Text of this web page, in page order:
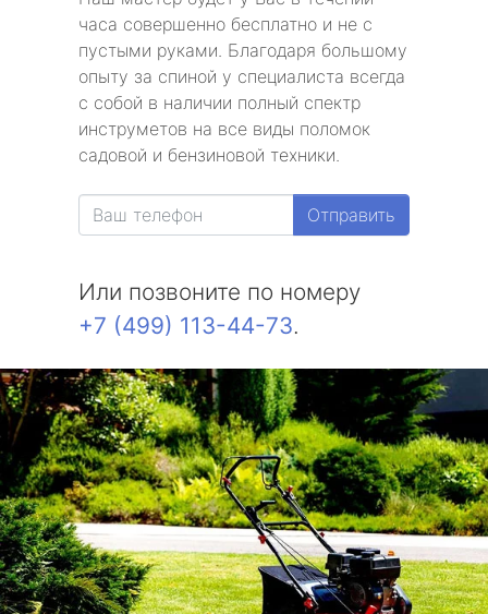
часа совершенно бесплатно и не с
пустыми руками. Благодаря большому
опыту за спиной у специалиста всегда
с собой в наличии полный спектр
инструметов на все виды поломок
садовой и бензиновой техники.
Отправить
Или позвоните по номеру
+7 (499) 113-44-73.